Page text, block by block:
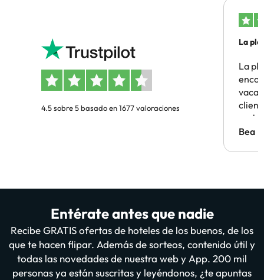
4.5 sobre 5 basado en 1677 valoraciones
La
La
Bea
Entérate antes que nadie
Recibe GRATIS ofertas de hoteles de los buenos, de los
que te hacen flipar. Además de sorteos, contenido útil y
todas las novedades de nuestra web y App. 200 mil
personas ya están suscritas y leyéndonos, ¿te apuntas